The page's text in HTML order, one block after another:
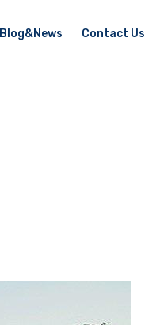
Blog&News Contact Us